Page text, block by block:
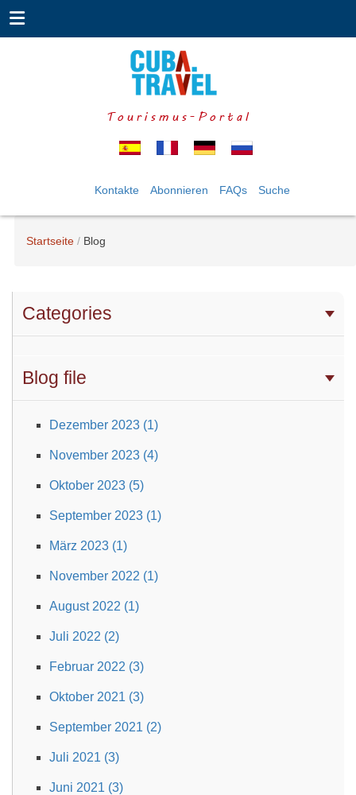
Tourismus-Portal
Kontakte Abonnieren FAQs Suche
Startseite Blog
Categories
Blog file
Dezember 2023 (1)
November 2023 (4)
Oktober 2023 (5)
September 2023 (1)
März 2023 (1)
November 2022 (1)
August 2022 (1)
Juli 2022 (2)
Februar 2022 (3)
Oktober 2021 (3)
September 2021 (2)
Juli 2021 (3)
Juni 2021 (3)